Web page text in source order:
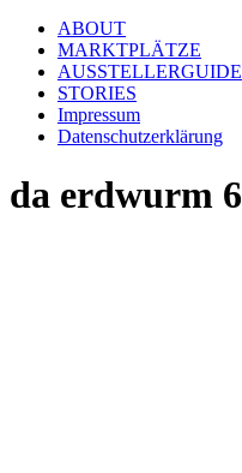
ABOUT
MARKTPLÄTZE
AUSSTELLERGUIDE
STORIES
Impressum
Datenschutzerklärung
da erdwurm 6